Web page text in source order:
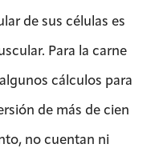
de sus células es
Para la carne
cálculos para
de más de cien
no cuentan ni